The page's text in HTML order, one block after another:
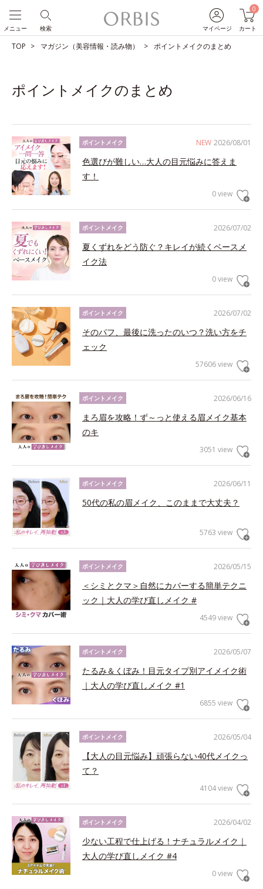
マイページ
0
カート
検索
メニュー
TOP マガジン（美容情報・読み物） ポイントメイクのまとめ
ポイントメイクのまとめ
NEW 2026/08/01
ポイントメイク
色選びが難しい…大人の目元悩みに答えま
す！
0 view
2026/07/02
ポイントメイク
夏くずれをどう防ぐ？キレイが続くベースメ
イク法
0 view
2026/07/02
ポイントメイク
そのパフ、最後に洗ったのいつ？洗い方をチ
ェック
57606 view
2026/06/16
ポイントメイク
まろ眉を攻略！ず～っと使える眉メイク基本
のキ
3051 view
2026/06/11
ポイントメイク
50代の私の眉メイク、このままで大丈夫？
5763 view
2026/05/15
ポイントメイク
＜シミとクマ＞自然にカバーする簡単テクニ
ック｜大人の学び直しメイク #
4549 view
2026/05/07
ポイントメイク
たるみ＆くぼみ！目元タイプ別アイメイク術
｜大人の学び直しメイク #1
6855 view
2026/05/04
ポイントメイク
【大人の目元悩み】頑張らない40代メイクっ
て？
4104 view
2026/04/02
ポイントメイク
少ない工程で仕上げる！ナチュラルメイク｜
大人の学び直しメイク #4
0 view